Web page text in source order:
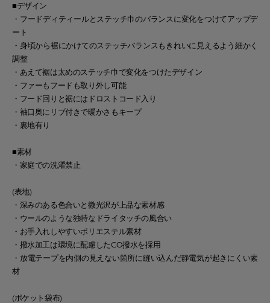
■デザイン
・フードディティールとステッチ巾のバランスに変化をつけてアップデ
ート
・身頃から裾にかけてのステッチバランスもきれいに見えるよう細かく
調整
・あえて裾は太めのステッチ巾で変化をつけたデザイン
・ファーもフードも取り外し可能
・フード回りと裾にはドロストコード入り
・袖口奥にリブ付きで暖かさもキープ
・裏地有り
■素材
・家庭での洗濯禁止
(表地)
・深みのある色合いと微光沢が上品な素材感
・ウールのような独特なドライタッチの風合い
・お手入れしやすいポリエステル素材
・撥水加工は環境に配慮したCO撥水を採用
・放電テープを内側の見えない箇所に縫い込んだ静電気が起きにくい素
材
(ポケット袋布)